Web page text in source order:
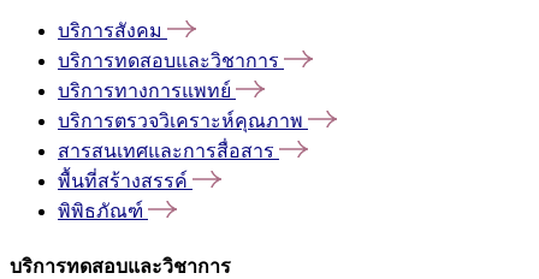
บริการสังคม
บริการทดสอบและวิชาการ
บริการทางการแพทย์
บริการตรวจวิเคราะห์คุณภาพ
สารสนเทศและการสื่อสาร
พื้นที่สร้างสรรค์
พิพิธภัณฑ์
บริการทดสอบและวิชาการ